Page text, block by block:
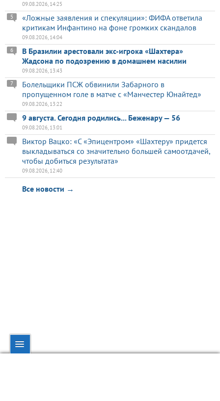
09.08.2026, 14:25
«Ложные заявления и спекуляции»: ФИФА ответила
критикам Инфантино на фоне громких скандалов
5
09.08.2026, 14:04
В Бразилии арестовали экс-игрока «Шахтера»
Жадсона по подозрению в домашнем насилии
6
09.08.2026, 13:43
Болельщики ПСЖ обвинили Забарного в
пропущенном голе в матче с «Манчестер Юнайтед»
7
09.08.2026, 13:22
9 августа. Сегодня родились... Беженару — 56
09.08.2026, 13:01
Виктор Вацко: «С «Эпицентром» «Шахтеру» придется
выкладываться со значительно большей самоотдачей,
чтобы добиться результата»
09.08.2026, 12:40
Все новости →